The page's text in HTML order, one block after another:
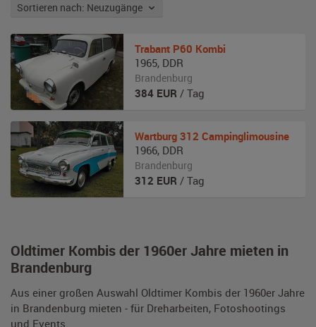
Sortieren nach: Neuzugänge
Oldtimer Kombis der 1960er Jahre mieten in
Brandenburg
Aus einer großen Auswahl Oldtimer Kombis der 1960er Jahre
in Brandenburg mieten - für Dreharbeiten, Fotoshootings
und Events.
Trabant P60 Kombi
1965, DDR
Brandenburg
384 EUR / Tag
Wartburg 312 Campinglimousine
1966, DDR
Brandenburg
312 EUR / Tag